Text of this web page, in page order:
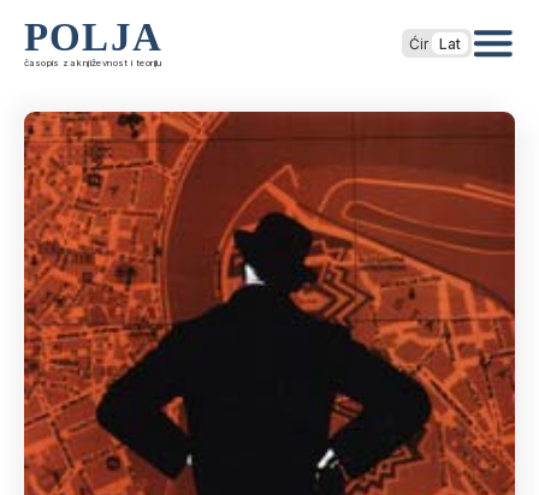
POLJA
časopis za književnost i teoriju
Ćir Lat